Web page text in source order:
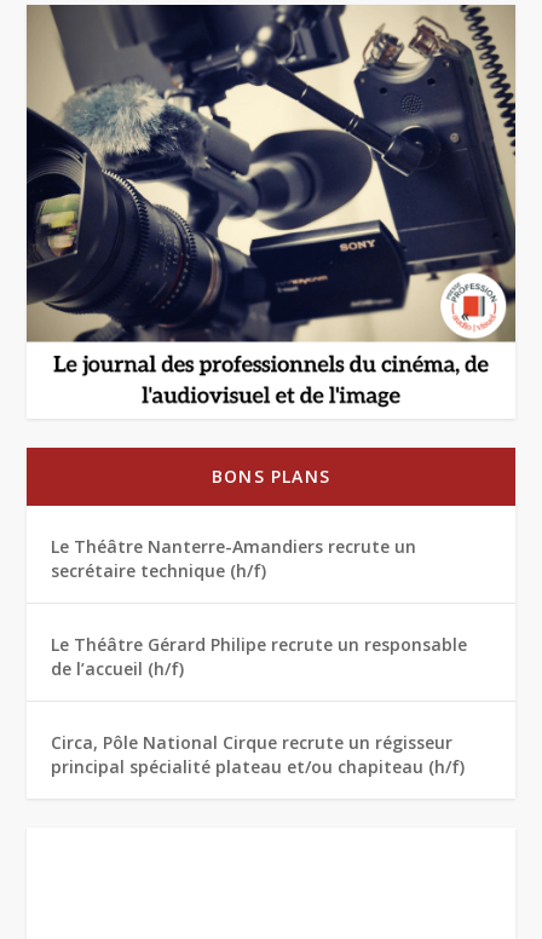
BONS PLANS
Le Théâtre Nanterre-Amandiers recrute un
secrétaire technique (h/f)
Le Théâtre Gérard Philipe recrute un responsable
de l’accueil (h/f)
Circa, Pôle National Cirque recrute un régisseur
principal spécialité plateau et/ou chapiteau (h/f)